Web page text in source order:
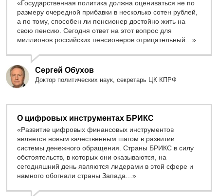
«Государственная политика должна оцениваться не по
размеру очередной прибавки в несколько сотен рублей,
а по тому, способен ли пенсионер достойно жить на
свою пенсию. Сегодня ответ на этот вопрос для
миллионов российских пенсионеров отрицательный…»
Сергей Обухов
Доктор политических наук, секретарь ЦК КПРФ
О цифровых инструментах БРИКС
«Развитие цифровых финансовых инструментов
является новым качественным шагом в развитии
системы денежного обращения. Страны БРИКС в силу
обстоятельств, в которых они оказываются, на
сегодняшний день являются лидерами в этой сфере и
намного обогнали страны Запада…»